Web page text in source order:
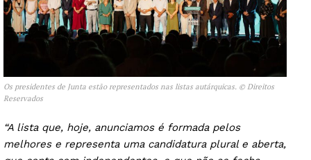
Os presidentes de Junta estão representados nas listas autárquicas. © Direitos
Reservados
“A lista que, hoje, anunciamos é formada pelos
melhores e representa uma candidatura plural e aberta,